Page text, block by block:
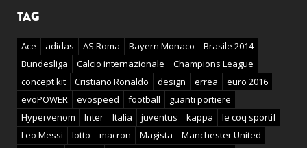
TAG
Ace adidas AS Roma Bayern Monaco
Brasile 2014
Bundesliga
Calcio internazionale
Champions League
concept kit
Cristiano Ronaldo design errea
euro 2016
evoPOWER
evospeed football
guanti portiere
Hypervenom
Inter Italia juventus kappa
le coq sportif
Leo Messi
lotto macron Magista
Manchester United